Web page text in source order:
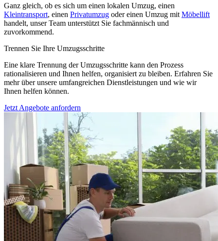
Ganz gleich, ob es sich um einen lokalen Umzug, einen
Kleintransport, einen Privatumzug oder einen Umzug mit Möbellift
handelt, unser Team unterstützt Sie fachmännisch und
zuvorkommend.
Trennen Sie Ihre Umzugsschritte
Eine klare Trennung der Umzugsschritte kann den Prozess
rationalisieren und Ihnen helfen, organisiert zu bleiben. Erfahren Sie
mehr über unsere umfangreichen Dienstleistungen und wie wir
Ihnen helfen können.
Jetzt Angebote anfordern